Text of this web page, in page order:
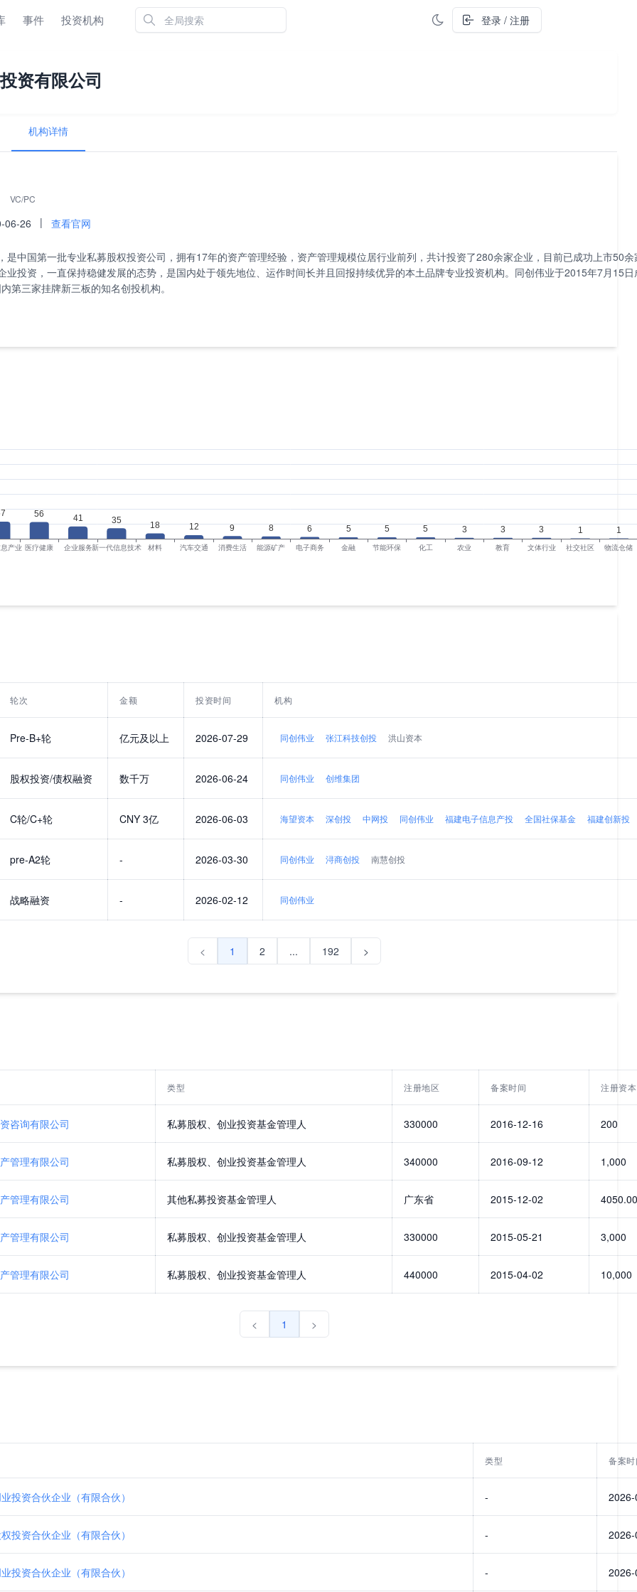
登录 / 注册
事件 投资机构
资有限公司
机构详情
VC/PC
06-26 | 查看官网
是中国第一批专业私募股权投资公司，拥有17年的资产管理经验，资产管理规模位居行业前列，共计投资了280余家企业，目前已成功上市50
业投资，一直保持稳健发展的态势，是国内处于领先地位、运作时间长并且回报持续优异的本土品牌专业投资机构。同创伟业于2015年7月15
第三家挂牌新三板的知名创投机构。
轮次 金额 投资时间 机构
Pre-B+轮 亿元及以上 2026-07-29 同创伟业 张江科技创投 洪山资本
股权投资/债权融资 数千万 2026-06-24 同创伟业 创维集团
C轮/C+轮 CNY 3亿 2026-06-03 海望资本 深创投 中网投 同创伟业 福建电子信息产投 全国社保基金 福建创新投
pre-A2轮 - 2026-03-30 同创伟业 浔商创投 南慧创投
战略融资 - 2026-02-12 同创伟业
< 1 2 ... 192 >
类型 注册地区 备案时间 注册资本
咨询有限公司 私募股权、创业投资基金管理人 330000 2016-12-16 200
管理有限公司 私募股权、创业投资基金管理人 340000 2016-09-12 1,000
管理有限公司 其他私募投资基金管理人 广东省 2015-12-02
管理有限公司 私募股权、创业投资基金管理人 330000 2015-05-21 3,000
管理有限公司 私募股权、创业投资基金管理人 440000 2015-04-02 10,000
< 1 >
类型 备案
投资合伙企业（有限合伙） -
投资合伙企业（有限合伙） -
投资合伙企业（有限合伙） -